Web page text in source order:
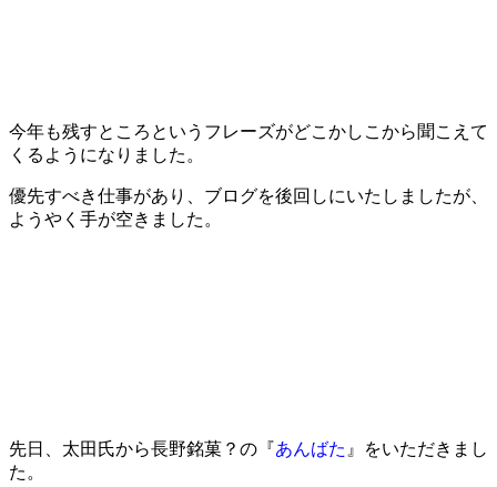
今年も残すところというフレーズがどこかしこから聞こえて
くるようになりました。
優先すべき仕事があり、ブログを後回しにいたしましたが、
ようやく手が空きました。
先日、太田氏から長野銘菓？の 『あんばた 』
をいただきまし
た。